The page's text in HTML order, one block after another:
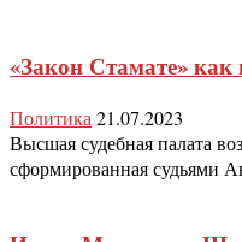
«Закон Стамате»
Политика 21.07.2023
Высшая судебная палата
сформированная судьями